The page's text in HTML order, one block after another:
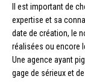
Il est important de
expertise et sa
date de création, le
réalisées ou encore
Une agence ayant
gage de sérieux et